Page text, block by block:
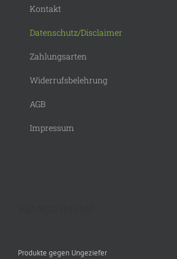
Kontakt
Datenschutz/Disclaimer
Zahlungsarten
Widerrufsbelehrung
AGB
Impressum
Produkte gegen Ungeziefer